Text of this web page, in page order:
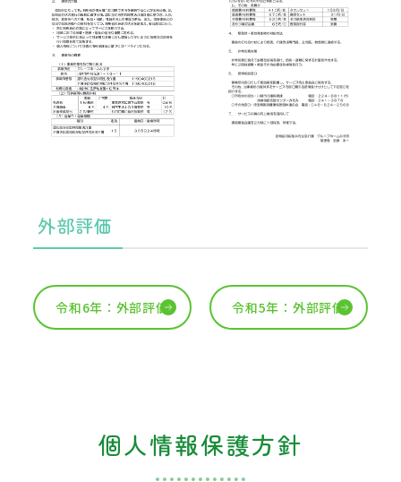
外部評価
令和6年：外部評価 令和5年：外部評価
個人情報保護方針